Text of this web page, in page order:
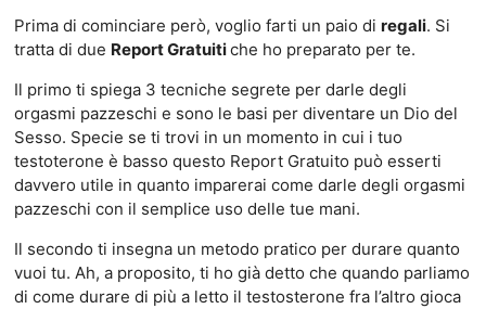
Prima di cominciare però, voglio farti un paio di regali. Si
tratta di due Report Gratuitiche ho preparato per te.
Il primo ti spiega 3 tecniche segrete per darle degli
orgasmi pazzeschi e sono le basi per diventare un Dio del
Sesso. Specie se ti trovi in un momento in cui i tuo
testoterone è basso questo Report Gratuito può esserti
davvero utile in quanto imparerai come darle degli orgasmi
pazzeschi con il semplice uso delle tue mani.
Il secondo ti insegna un metodo pratico per durare quanto
vuoi tu. Ah, a proposito, ti ho già detto che quando parliamo
di come durare di più a letto il testosterone fra l’altro gioca